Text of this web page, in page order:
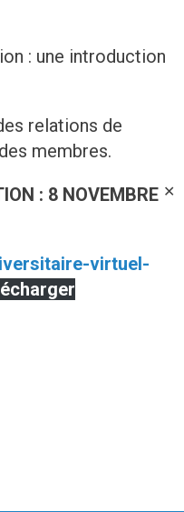
✕
: une introduction
relations de
membres.
: 8 NOVEMBRE
virtuel-